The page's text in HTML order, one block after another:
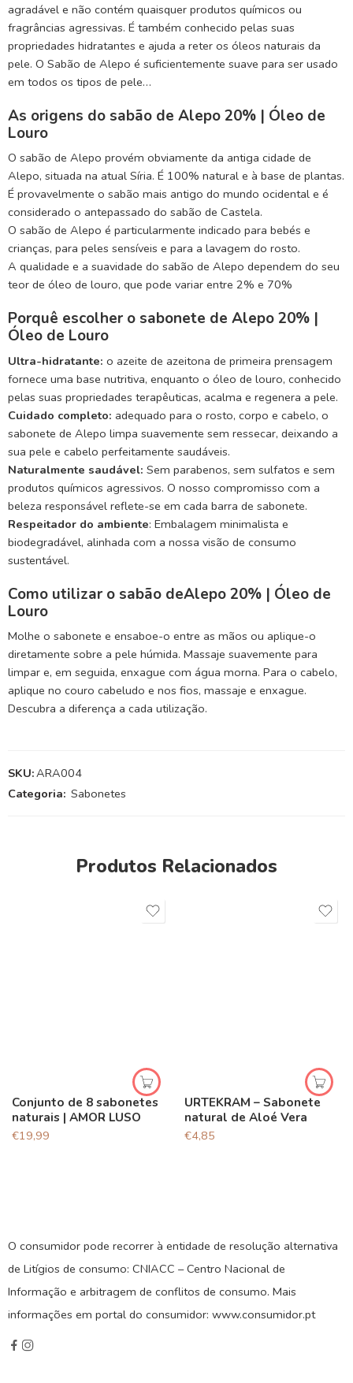
agradável e não contém quaisquer produtos químicos ou
fragrâncias agressivas. É também conhecido pelas suas
propriedades hidratantes e ajuda a reter os óleos naturais da
pele. O Sabão de Alepo é suficientemente suave para ser usado
em todos os tipos de pele…
As origens do sabão de Alepo 20% | Óleo de
Louro
O sabão de Alepo provém obviamente da antiga cidade de
Alepo, situada na atual Síria. É 100% natural e à base de plantas.
É provavelmente o sabão mais antigo do mundo ocidental e é
considerado o antepassado do sabão de Castela.
O sabão de Alepo é particularmente indicado para bebés e
crianças, para peles sensíveis e para a lavagem do rosto.
A qualidade e a suavidade do sabão de Alepo dependem do seu
teor de óleo de louro, que pode variar entre 2% e 70%
Porquê escolher o sabonete de Alepo 20% |
Óleo de Louro
Ultra-hidratante: o azeite de azeitona de primeira prensagem
fornece uma base nutritiva, enquanto o óleo de louro, conhecido
pelas suas propriedades terapêuticas, acalma e regenera a pele.
Cuidado completo: adequado para o rosto, corpo e cabelo, o
sabonete de Alepo limpa suavemente sem ressecar, deixando a
sua pele e cabelo perfeitamente saudáveis.
Naturalmente saudável: Sem parabenos, sem sulfatos e sem
produtos químicos agressivos. O nosso compromisso com a
beleza responsável reflete-se em cada barra de sabonete.
Respeitador do ambiente: Embalagem minimalista e
biodegradável, alinhada com a nossa visão de consumo
sustentável.
Como utilizar o sabão deAlepo 20% | Óleo de
Louro
Molhe o sabonete e ensaboe-o entre as mãos ou aplique-o
diretamente sobre a pele húmida. Massaje suavemente para
limpar e, em seguida, enxague com água morna. Para o cabelo,
aplique no couro cabeludo e nos fios, massaje e enxague.
Descubra a diferença a cada utilização.
SKU:ARA004
Categoria: Sabonetes
Produtos Relacionados
Conjunto de 8 sabonetes
naturais | AMOR LUSO
€19,99
URTEKRAM – Sabonete
natural de Aloé Vera
€4,85
O consumidor pode recorrer à entidade de resolução alternativa
de Litígios de consumo: CNIACC – Centro Nacional de
Informação e arbitragem de conflitos de consumo. Mais
informações em portal do consumidor: www.consumidor.pt